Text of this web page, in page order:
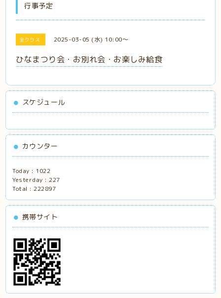
行事予定
全クラス 2025-03-05 (水) 10:00～
ひなまつり会・お別れ会・お楽しみ給食
スケジュール
カウンター
Today : 1022
Yesterday :227
Total :222897
携帯サイト